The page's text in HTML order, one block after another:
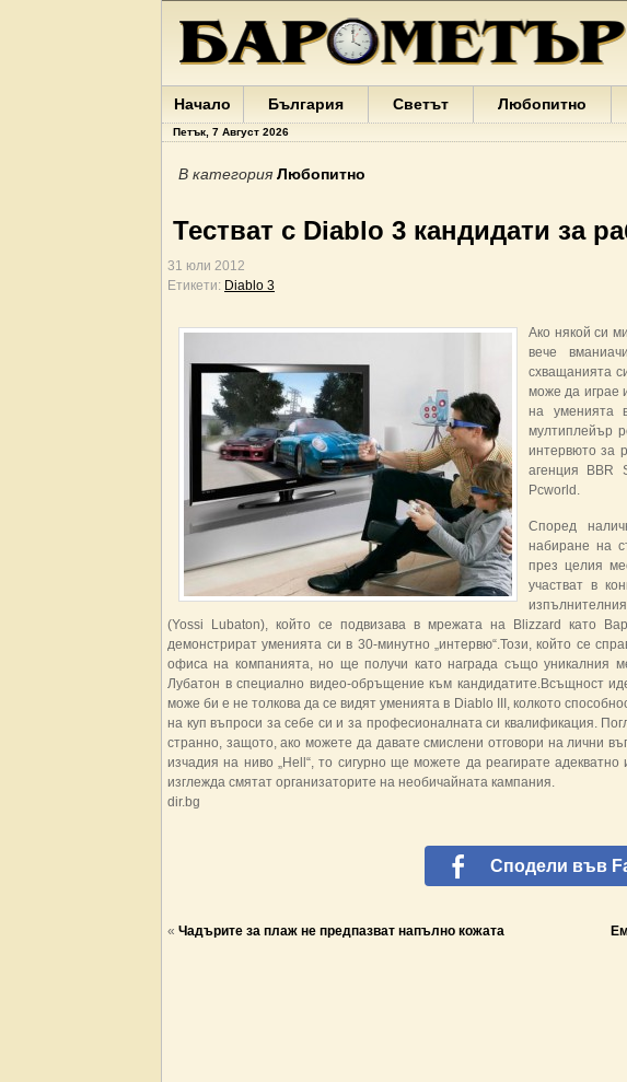
Начало България Светът Любопитно
Петък, 7 Август 2026
В категория Любопитно
Тестват с Diablo 3 кандидати за
31 юли 2012
Етикети: Diablo 3
Ако някой си
вече
схващанията
може да играе
на уменията
мултиплейър
интервюто за
агенция BBR
Pcworld.
Според
набиране на
през целия
участват в
(Yossi Lubaton), който се подвизава в мрежата на Blizzard като
демонстрират уменията си в 30-минутно „интервю“.Този, който се
офиса на компанията, но ще получи като награда също уникалния
Лубатон в специално видео-обръщение към кандидатите.Всъщност
може би е не толкова да се видят уменията в Diablo III, колкото
на куп въпроси за себе си и за професионалната си квалификация.
странно, защото, ако можете да давате смислени отговори на лични
изчадия на ниво „Hell“, то сигурно ще можете да реагирате
изглежда смятат организаторите на необичайната кампания.
dir.bg
Сподели във
« Чадърите за плаж не предпазват напълно кожата